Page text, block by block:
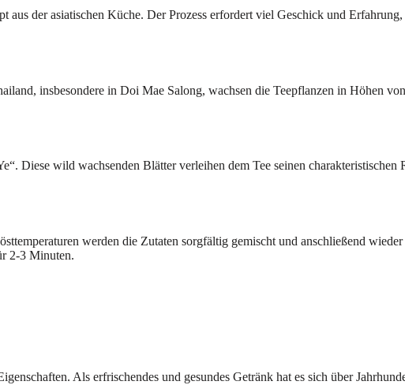
aus der asiatischen Küche. Der Prozess erfordert viel Geschick und
insbesondere in Doi Mae Salong, wachsen die Teepflanzen in Höhen
Diese wild wachsenden Blätter verleihen dem Tee seinen charakteristischen
werden die Zutaten sorgfältig gemischt und anschließend
2-3 Minuten.
Als erfrischendes und gesundes Getränk hat es sich über